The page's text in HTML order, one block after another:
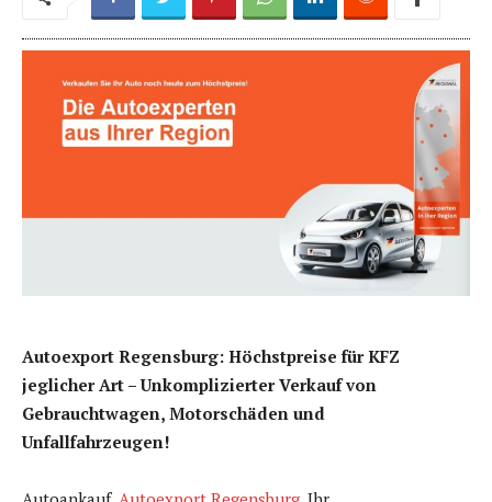
Autoexport Regensburg: Höchstpreise für KFZ
jeglicher Art – Unkomplizierter Verkauf von
Gebrauchtwagen, Motorschäden und
Unfallfahrzeugen!